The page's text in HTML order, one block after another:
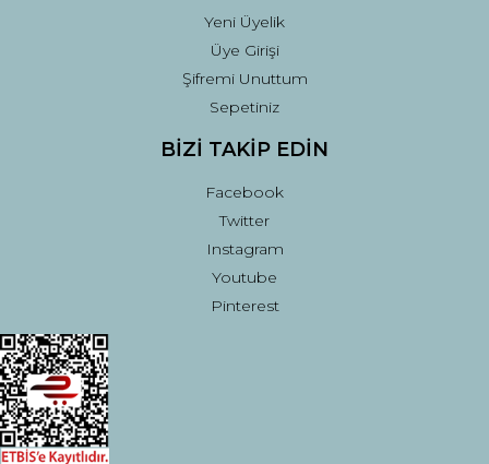
Yeni Üyelik
Üye Girişi
Şifremi Unuttum
Sepetiniz
BİZİ TAKİP EDİN
Facebook
Twitter
Instagram
Youtube
Pinterest